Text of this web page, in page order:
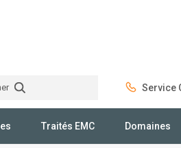
Service
Traités EMC Domaines